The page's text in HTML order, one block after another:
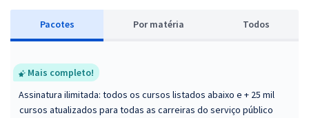
Pacotes Por matéria Todos
Mais completo!
Assinatura ilimitada: todos os cursos listados abaixo e + 25 mil
cursos atualizados para todas as carreiras do serviço público